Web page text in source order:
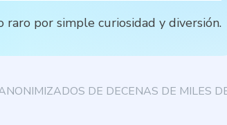
raro por simple curiosidad y diversión.
DE DECENAS DE MILES